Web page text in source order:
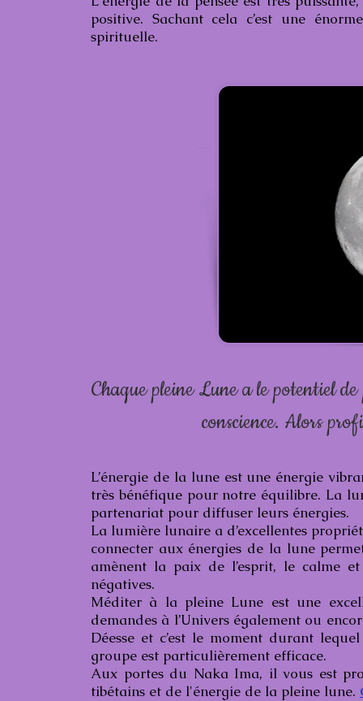
positive. Sachant cela c’est une
spirituelle.
Chaque pleine Lune a le potentiel de
conscience. Alors
L’énergie de la lune est une énergie
très bénéfique pour notre équilibre. La
partenariat pour diffuser leurs énergies.
La lumière lunaire a d’excellentes
connecter aux énergies de la lune
amènent la paix de l’esprit, le calme
négatives.
Méditer à la pleine Lune est une
demandes à l’Univers également ou
Déesse et c’est le moment durant
groupe est particulièrement efficace.
Aux portes du Naka Ima, il vous est
tibétains et de l'énergie de la pleine lune.